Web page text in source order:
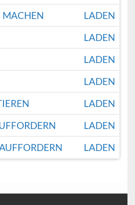
MACHEN
LADEN
LADEN
LADEN
LADEN
LADEN
LADEN
LADEN